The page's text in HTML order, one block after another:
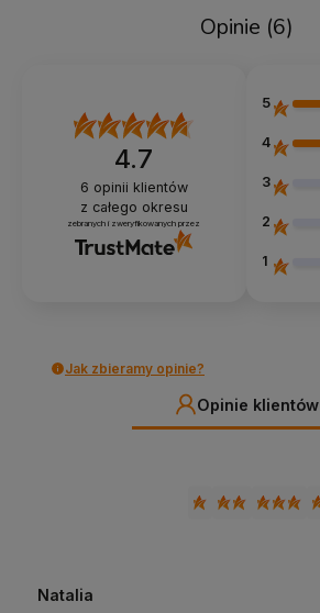
Opinie (6)
4.7
6 opinii klientów
z całego okresu
zebranych i zweryfikowanych przez
5
4
3
2
1
Jak zbieramy opinie?
Opinie klientów
Natalia